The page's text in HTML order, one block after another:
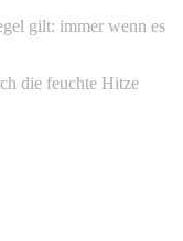
gilt: immer wenn es
die feuchte Hitze